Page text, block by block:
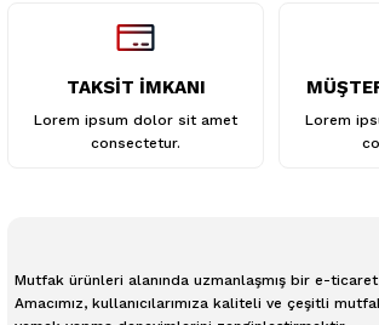
TAKSİT İMKANI
Lorem ipsum dolor sit amet
consectetur.
Lorem
Mutfak ürünleri alanında uzmanlaşmış bir e-
Amacımız, kullanıcılarımıza kaliteli ve çeşitli